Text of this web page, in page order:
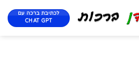
לכתיבת ברכה עם
CHAT GPT